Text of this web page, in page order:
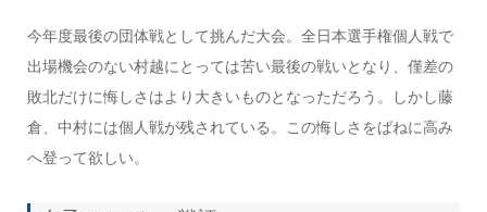
今年度最後の団体戦として挑んだ大会。全日本選手権個人戦で
出場機会のない村越にとっては苦い最後の戦いとなり、僅差の
敗北だけに悔しさはより大きいものとなっただろう。しかし藤
倉、中村には個人戦が残されている。この悔しさをばねに高み
へ登って欲しい。